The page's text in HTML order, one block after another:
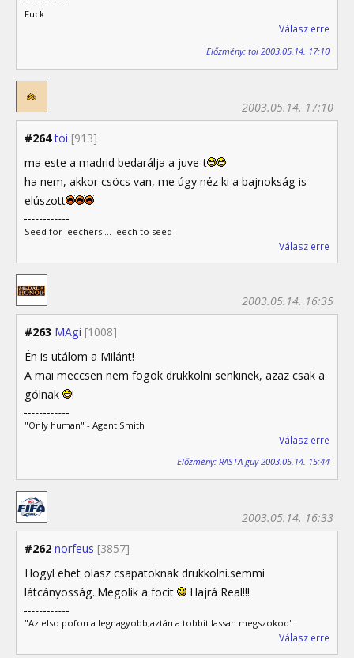
Fuck
Válasz erre
Előzmény: toi 2003.05.14. 17:10
#264 toi [913]
2003.05.14. 17:10
ma este a madrid bedarálja a juve-t
ha nem, akkor csöcs van, me úgy néz ki a bajnokság is
elúszott
Seed for leechers ... leech to seed
Válasz erre
#263 MAgi [1008]
2003.05.14. 16:35
Én is utálom a Milánt!
A mai meccsen nem fogok drukkolni senkinek, azaz csak a
gólnak
!
"Only human" - Agent Smith
Válasz erre
Előzmény: RASTA guy 2003.05.14. 15:44
#262 norfeus [3857]
2003.05.14. 16:33
Hogyl ehet olasz csapatoknak drukkolni.semmi
látcányosság..Megolik a focit
Hajrá Real!!!
"Az elso pofon a legnagyobb,aztán a tobbit lassan megszokod"
Válasz erre